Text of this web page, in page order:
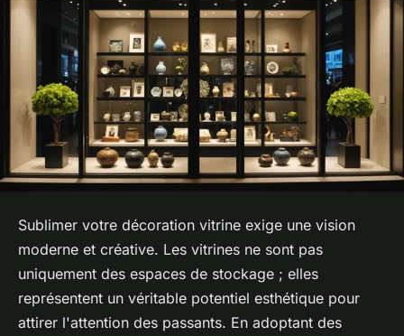
Sublimer votre décoration vitrine exige une vision
moderne et créative. Les vitrines ne sont pas
uniquement des espaces de stockage ; elles
représentent un véritable potentiel esthétique pour
attirer l'attention des passants. En adoptant des